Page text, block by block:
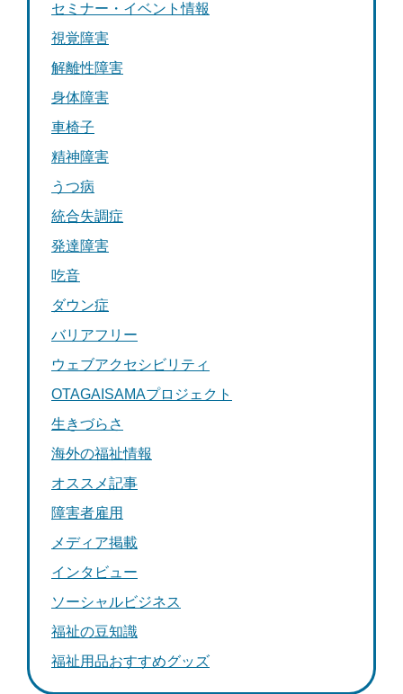
セミナー・イベント情報
視覚障害
解離性障害
身体障害
車椅子
精神障害
うつ病
統合失調症
発達障害
吃音
ダウン症
バリアフリー
ウェブアクセシビリティ
OTAGAISAMAプロジェクト
生きづらさ
海外の福祉情報
オススメ記事
障害者雇用
メディア掲載
インタビュー
ソーシャルビジネス
福祉の豆知識
福祉用品おすすめグッズ